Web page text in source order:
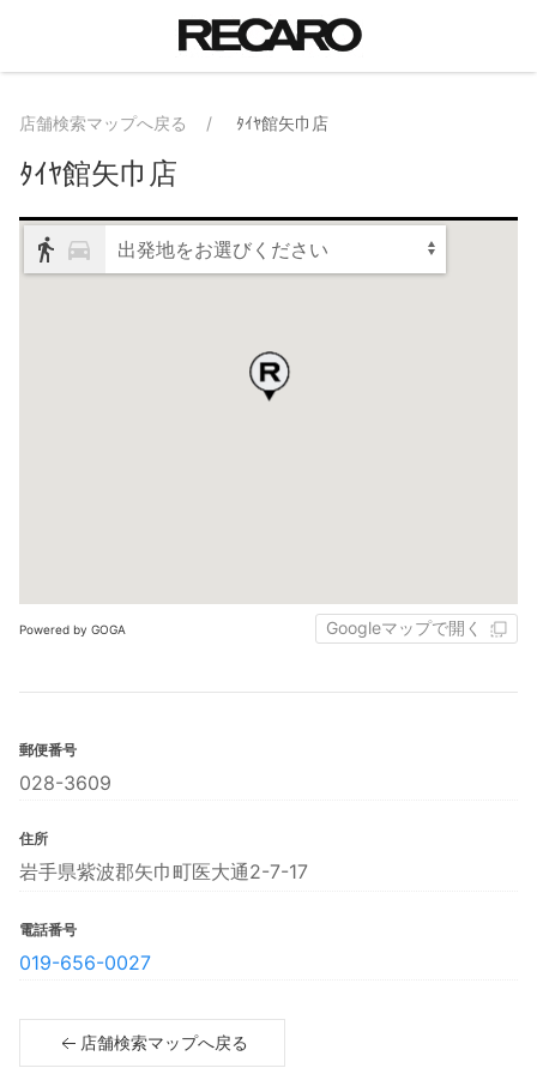
店舗検索マップへ戻る ﾀｲﾔ館矢巾店
ﾀｲﾔ館矢巾店
出発地をお選びください
Powered by GOGA Googleマップで開く
郵便番号
028-3609
住所
岩手県紫波郡矢巾町医大通2-7-17
電話番号
019-656-0027
店舗検索マップへ戻る